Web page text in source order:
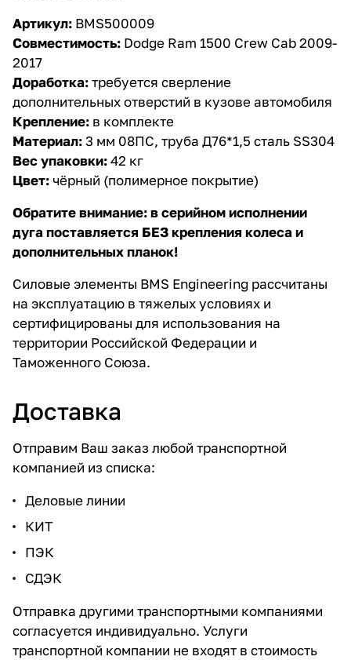
Артикул: BMS500009
Совместимость: Dodge Ram 1500 Crew Cab 2009-
2017
Доработка:требуется сверление
дополнительных отверстий в кузове автомобиля
Крепление: в комплекте
Материал:3 мм 08ПС, труба Д76*1,5 сталь SS304
Вес упаковки:42 кг
Цвет: чёрный (полимерное покрытие)
Обратите внимание: в серийном исполнении
дуга поставляется БЕЗ крепления колеса и
дополнительных планок!
Силовые элементы BMS Engineering рассчитаны
на эксплуатацию в тяжелых условиях и
сертифицированы для использования на
территории Российской Федерации и
Таможенного Союза.
Доставка
Отправим Ваш заказ любой транспортной
компанией из списка:
Деловые линии
КИТ
ПЭК
СДЭК
Отправка другими транспортными компаниями
согласуется индивидуально. Услуги
транспортной компании не входят в стоимость